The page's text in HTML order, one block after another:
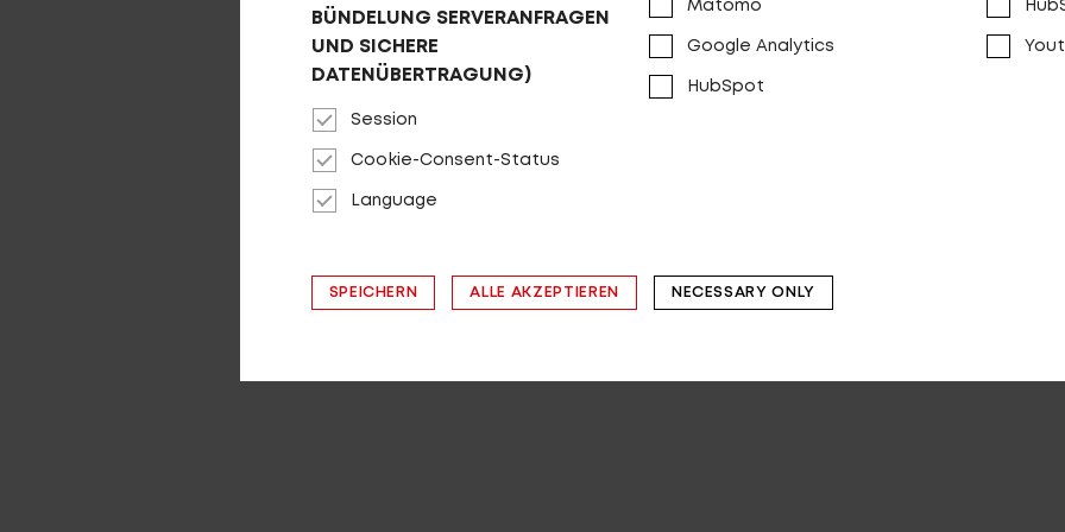
PRODUKT ANSEHEN
NO POGO R3000 2025
BÜNDELUNG SERVERANFRAGEN
UND SICHERE
DATENÜBERTRAGUNG)
Session
Cookie-Consent-Status
Language
Matomo
Google Analytics
HubSpot
SPEICHERN ALLE AKZEPTIEREN NECESSARY ONLY